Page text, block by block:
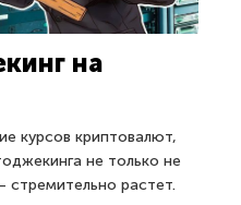
на
курсов криптовалют,
не только не
стремительно растет.